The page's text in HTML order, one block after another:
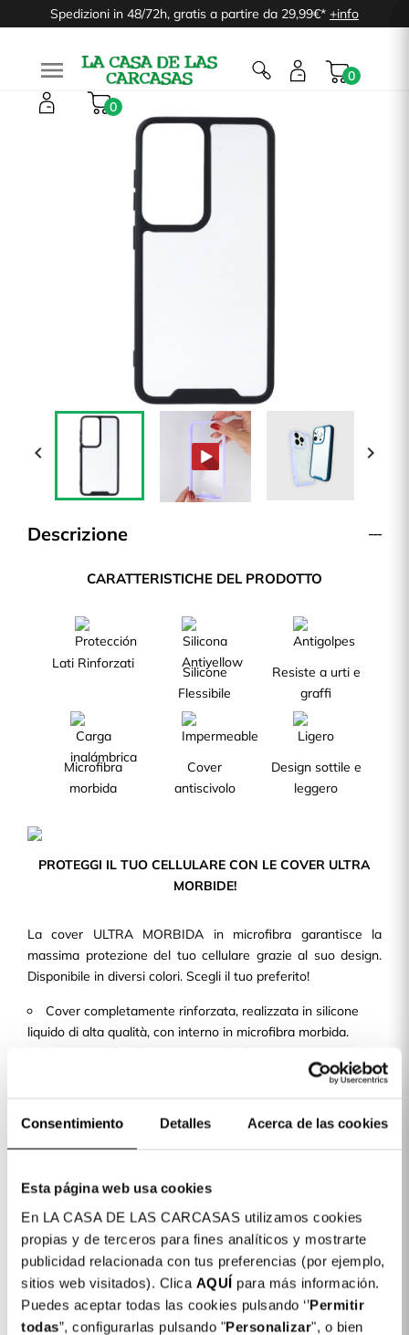
Consentimiento Detalles Acerca de las cookies
Esta página web usa cookies
En LA CASA DE LAS CARCASAS utilizamos cookies
propias y de terceros para fines analíticos y mostrarte
publicidad relacionada con tus preferencias (por ejemplo,
sitios web visitados). Clica AQUÍ para más información.
Puedes aceptar todas las cookies pulsando ‘’Permitir
todas”, configurarlas pulsando "Personalizar", o bien
Spedizioni in 48/72h, gratis a partire da 29,99€* +info

0
0
 
Descrizione
CARATTERISTICHE DEL PRODOTTO
Lati Rinforzati
Silicone
Flessibile
Resiste a urti e
graffi
Microfibra
morbida
Cover
antiscivolo
Design sottile e
leggero
PROTEGGI IL TUO CELLULARE CON LE COVER ULTRA
MORBIDE!
La cover ULTRA MORBIDA in microfibra garantisce la
massima protezione del tuo cellulare grazie al suo design.
Disponibile in diversi colori. Scegli il tuo preferito!
Cover completamente rinforzata, realizzata in silicone
liquido di alta qualità, con interno in microfibra morbida.
Design sottile e leggero, in modo da non aggiungere
l'accesso a tutti i pulsanti e alle porte del dispositivo.
Disponiamo di cover per oltre 400 modelli di telefoni cellulari
Dettagli del prodotto
Colore: Nero
COLORES DISPONIBLES
Nero